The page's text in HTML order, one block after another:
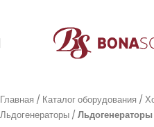
Главная Каталог оборудования
Льдогенераторы